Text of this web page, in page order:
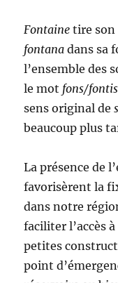
Fontaine tire son
fontana dans sa
l’ensemble des
le mot fons/fontis
sens original de
beaucoup plus
La présence de
favorisèrent la
dans notre
faciliter l’accès
petites
point